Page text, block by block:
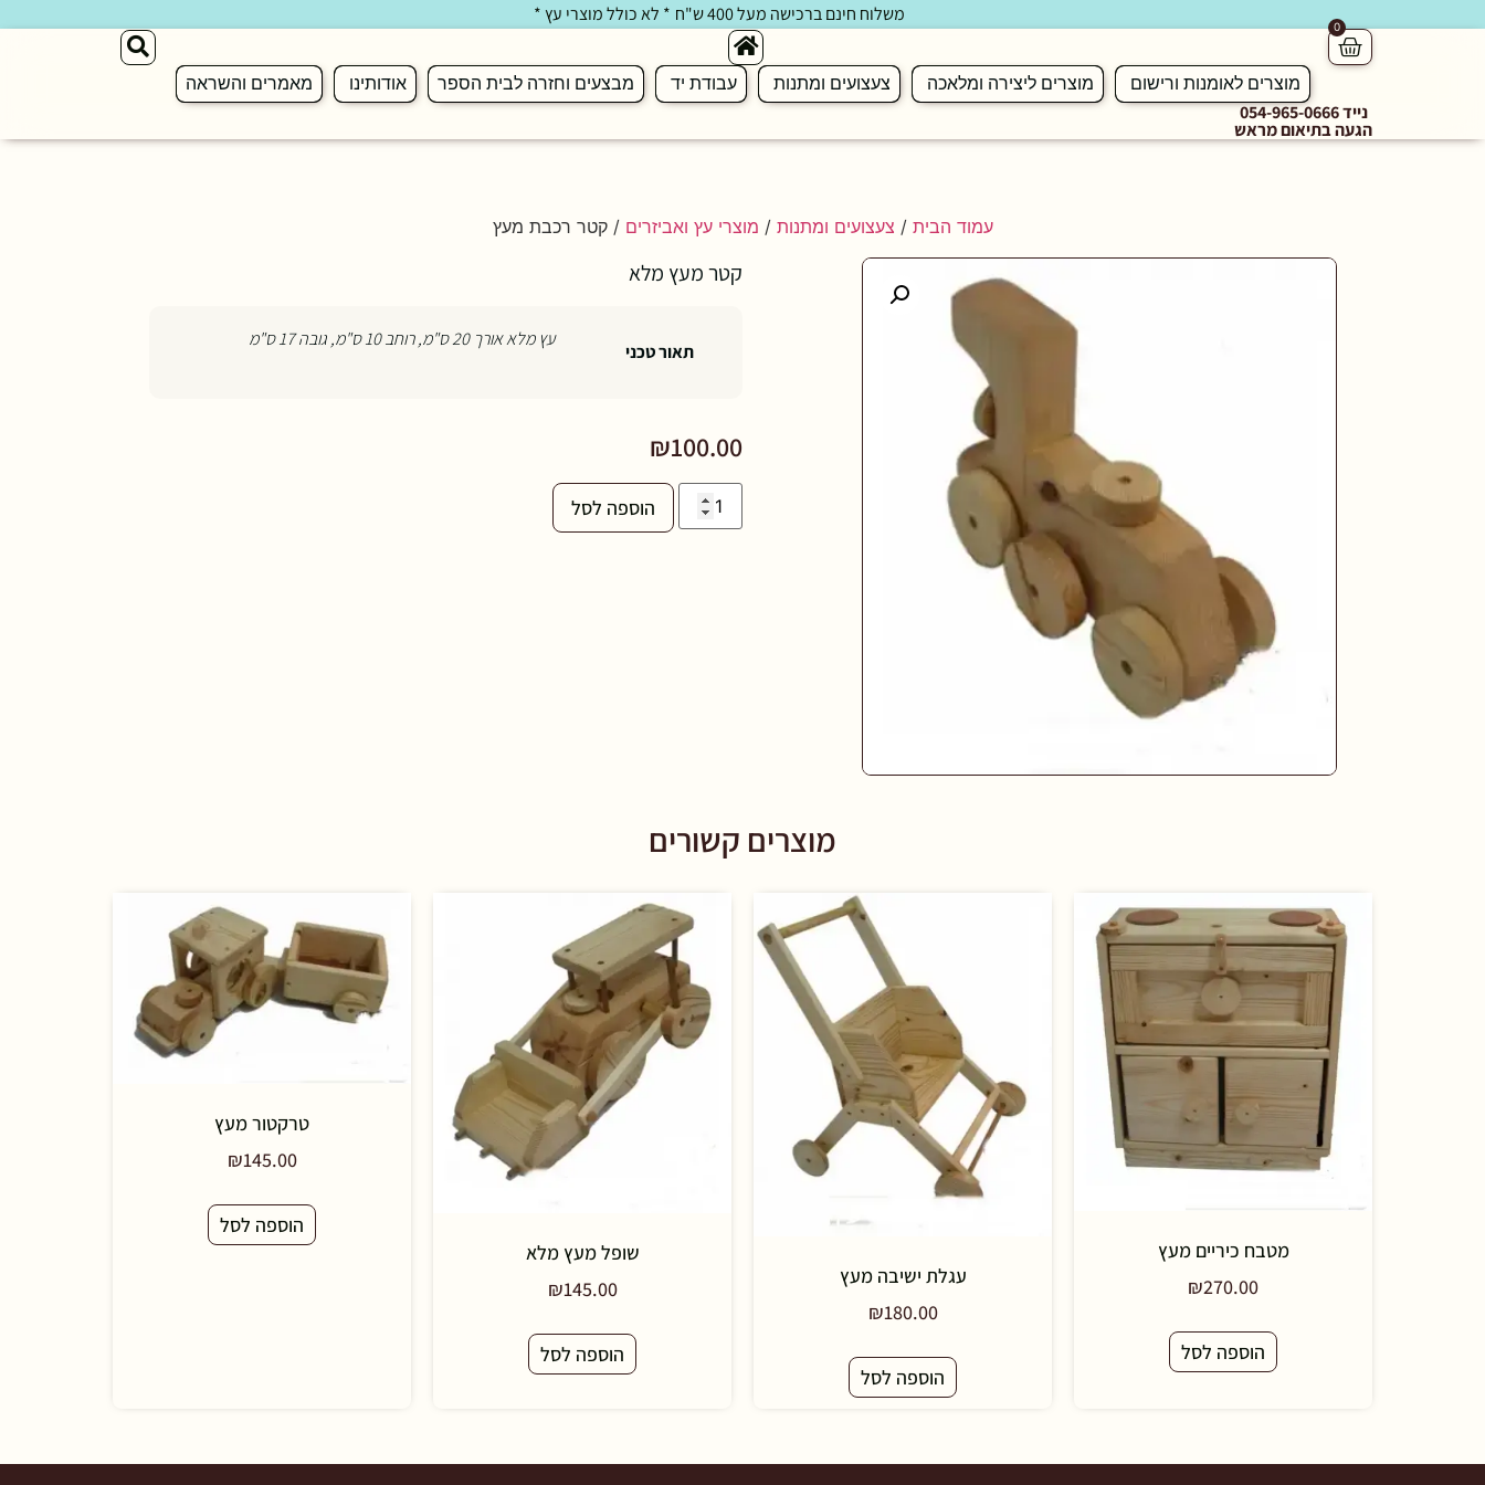
משלוח חינם ברכישה מעל 400 ש"ח * לא כולל מוצרי עץ *
0
מוצרים לאומנות ורישום מוצרים ליצירה ומלאכה צעצועים ומתנות עבודת יד מבצעים וחזרה לבית הספר אודותינו מאמרים והשראה
נייד 054-965-0666
הגעה בתיאום מראש
עמוד הבית / צעצועים ומתנות / מוצרי עץ ואביזרים / קטר רכבת מעץ
קטר מעץ מלא
תאור טכני
עץ מלא אורך 20 ס"מ, רוחב 10 ס"מ, גובה 17 ס"מ
₪100.00
הוספה לסל
מוצרים קשורים
מטבח כיריים מעץ
₪270.00
הוספה לסל
עגלת ישיבה מעץ
₪180.00
הוספה לסל
שופל מעץ מלא
₪145.00
הוספה לסל
טרקטור מעץ
₪145.00
הוספה לסל